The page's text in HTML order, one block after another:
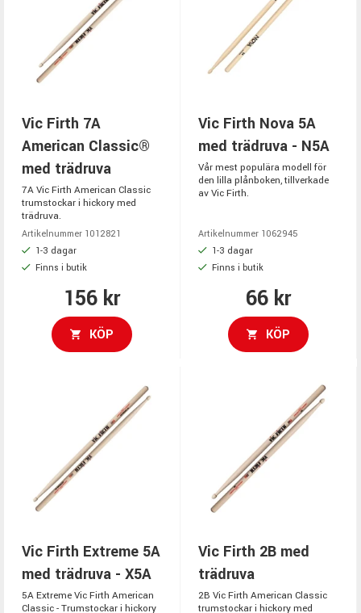
Vic Firth 7A
American Classic®
med trädruva
7A Vic Firth American Classic
trumstockar i hickory med
trädruva.
Artikelnummer 1012821
1-3 dagar
Finns i butik
156 kr
KÖP
Vic Firth Nova 5A
med trädruva - N5A
Vår mest populära modell för
den lilla plånboken, tillverkade
av Vic Firth.
Artikelnummer 1062945
1-3 dagar
Finns i butik
66 kr
KÖP
Vic Firth Extreme 5A
med trädruva - X5A
5A Extreme Vic Firth American
Classic - Trumstockar i hickory
Vic Firth 2B med
trädruva
2B Vic Firth American Classic
trumstockar i hickory med